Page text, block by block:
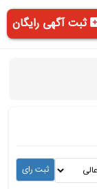
ثبت آگهی رایگان